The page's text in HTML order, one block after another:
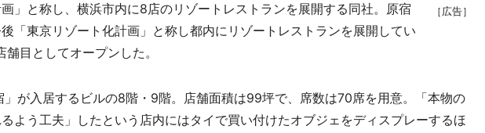
［広告］
」と称し、横浜市内に8店のリゾートレストランを展開する同社。原宿
「東京リゾート化計画」と称し都内にリゾートレストランを展開してい
舗目としてオープンした。
が入居するビルの8階・9階。店舗面積は99坪で、席数は70席を用意。「本物の
よう工夫」したという店内にはタイで買い付けたオブジェをディスプレーするほ